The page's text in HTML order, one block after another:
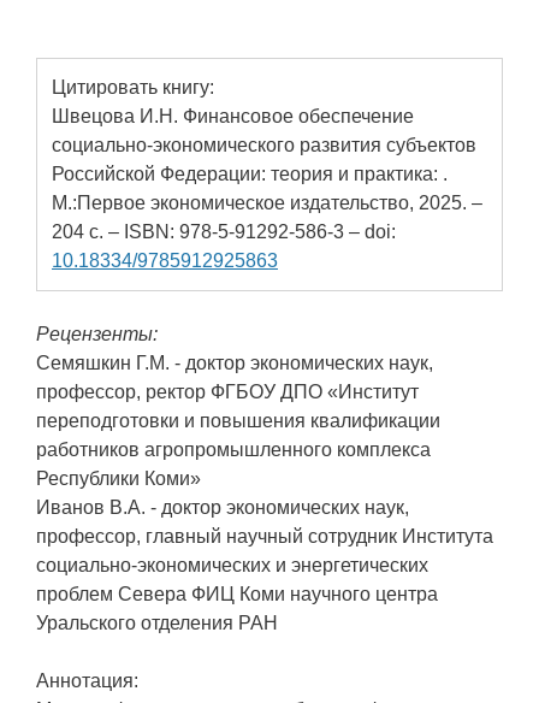
Цитировать книгу:
Швецова И.Н. Финансовое обеспечение
социально-экономического развития субъектов
Российской Федерации: теория и практика: .
М.:Первое экономическое издательство, 2025. –
204 с. – ISBN: 978-5-91292-586-3 – doi:
10.18334/9785912925863
Рецензенты:
Семяшкин Г.М. - доктор экономических наук,
профессор, ректор ФГБОУ ДПО «Институт
переподготовки и повышения квалификации
работников агропромышленного комплекса
Республики Коми»
Иванов В.А. - доктор экономических наук,
профессор, главный научный сотрудник Института
социально-экономических и энергетических
проблем Севера ФИЦ Коми научного центра
Уральского отделения РАН
Аннотация: